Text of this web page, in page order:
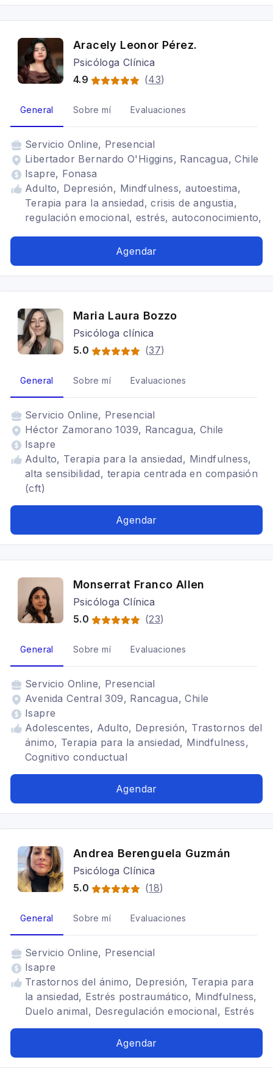
Aracely Leonor Pérez.
Psicóloga Clínica
4.9
(43)
General Sobre mí Evaluaciones
Servicio Online, Presencial
Libertador Bernardo O'Higgins, Rancagua, Chile
Isapre, Fonasa
Adulto, Depresión, Mindfulness, autoestima,
Terapia para la ansiedad, crisis de angustia,
regulación emocional, estrés, autoconocimiento,
Agendar
Maria Laura Bozzo
Psicóloga clínica
5.0
(37)
General Sobre mí Evaluaciones
Servicio Online, Presencial
Héctor Zamorano 1039, Rancagua, Chile
Isapre
Adulto, Terapia para la ansiedad, Mindfulness,
alta sensibilidad, terapia centrada en compasión
(cft)
Agendar
Monserrat Franco Allen
Psicóloga Clínica
5.0
(23)
General Sobre mí Evaluaciones
Servicio Online, Presencial
Avenida Central 309, Rancagua, Chile
Isapre
Adolescentes, Adulto, Depresión, Trastornos del
ánimo, Terapia para la ansiedad, Mindfulness,
Cognitivo conductual
Agendar
Andrea Berenguela Guzmán
Psicóloga Clínica
5.0
(18)
General Sobre mí Evaluaciones
Servicio Online, Presencial
Isapre
Trastornos del ánimo, Depresión, Terapia para
la ansiedad, Estrés postraumático, Mindfulness,
Duelo animal, Desregulación emocional, Estrés
Agendar